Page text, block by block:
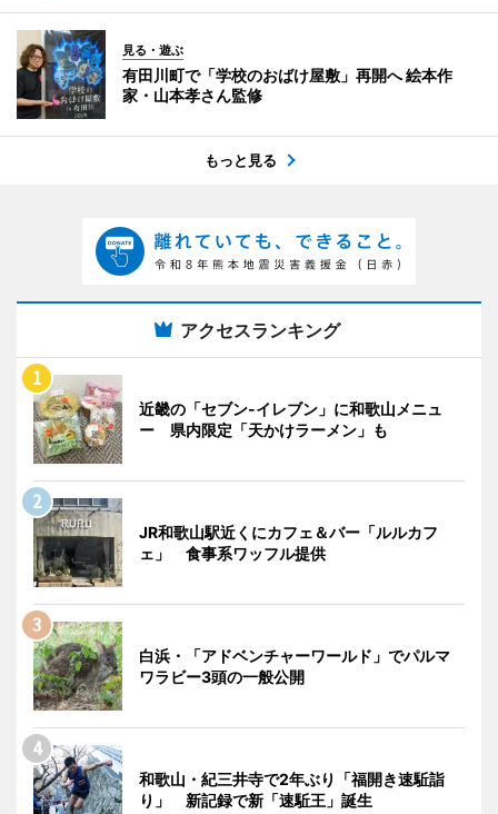
見る・遊ぶ
有田川町で「学校のおばけ屋敷」再開へ 絵本作
家・山本孝さん監修
もっと見る
アクセスランキング
近畿の「セブン-イレブン」に和歌山メニュ
ー 県内限定「天かけラーメン」も
JR和歌山駅近くにカフェ＆バー「ルルカフ
ェ」 食事系ワッフル提供
白浜・「アドベンチャーワールド」でパルマ
ワラビー3頭の一般公開
和歌山・紀三井寺で2年ぶり「福開き速駈詣
り」 新記録で新「速駈王」誕生